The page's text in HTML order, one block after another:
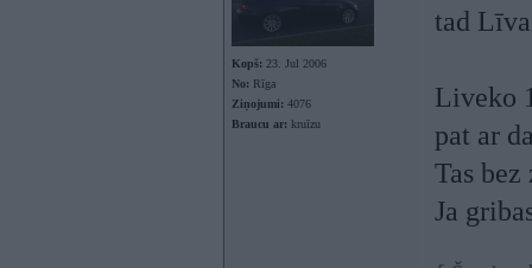
Kopš: 23. Jul 2006
No: Rīga
Ziņojumi: 4076
Braucu ar: kruīzu
tad
Liveko
pat ar
Tas bez
Ja